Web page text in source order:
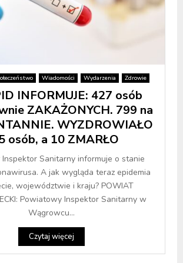
Wiadomości Wydarzenia Zdrowie
INFORMUJE: 427 osób
ZAKAŻONYCH. 799 na
WYZDROWIAŁO
osób, a 10 ZMARŁO
Sanitarny informuje o stanie
A jak wygląda teraz epidemia
województwie i kraju? POWIAT
Powiatowy Inspektor Sanitarny w
Wągrowcu...
Czytaj więcej